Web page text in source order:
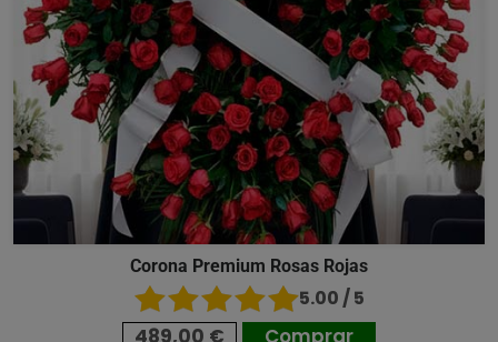
Corona Premium Rosas Rojas
5.00 / 5
489,00 € Comprar